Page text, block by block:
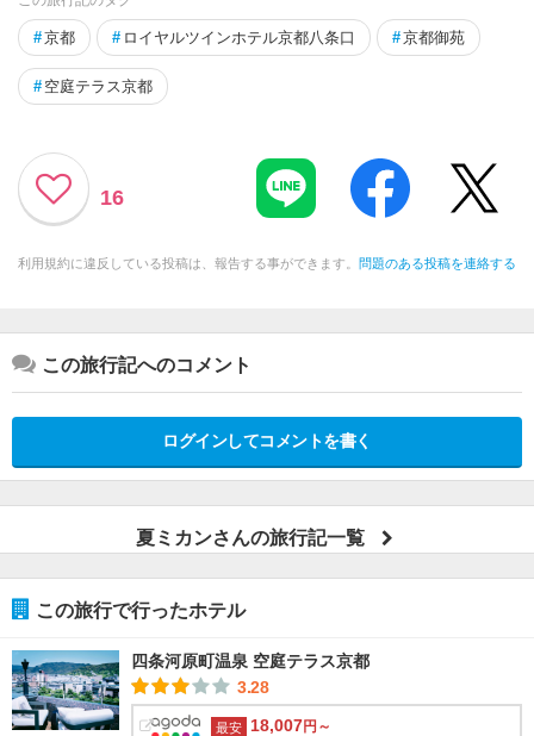
#京都 # ロイヤルツインホテル京都八条口 #京都御苑
# 空庭テラス京都
16
利用規約に違反している投稿は、報告する事ができます。 問題のある投稿を連絡する
この旅行記へのコメント
ログインしてコメントを書く
夏ミカンさんの旅行記一覧
この旅行で行ったホテル
四条河原町温泉 空庭テラス京都
3.28
最安 18,007円～